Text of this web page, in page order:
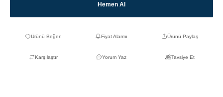
Hemen Al
Fiyat Alarmı Ürünü Paylaş
Karşılaştır Yorum Yaz Tavsiye Et